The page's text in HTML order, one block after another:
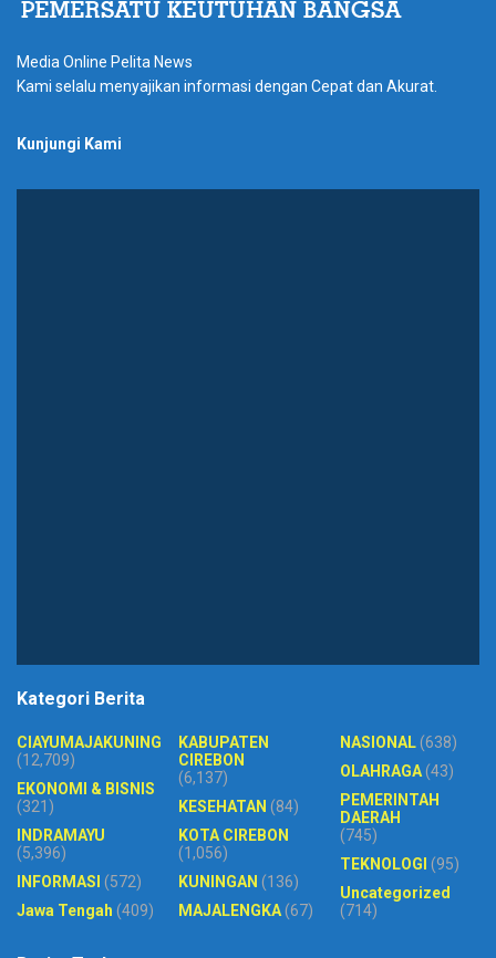
Media Online Pelita News
Kami selalu menyajikan informasi dengan Cepat dan Akurat.
Kunjungi Kami
Kategori Berita
CIAYUMAJAKUNING
(12,709)
EKONOMI & BISNIS
(321)
INDRAMAYU
(5,396)
INFORMASI (572)
Jawa Tengah (409)
KABUPATEN
CIREBON
(6,137)
KESEHATAN (84)
KOTA CIREBON
(1,056)
KUNINGAN (136)
MAJALENGKA(67)
NASIONAL(638)
OLAHRAGA(43)
PEMERINTAH
DAERAH
(745)
TEKNOLOGI (95)
Uncategorized
(714)